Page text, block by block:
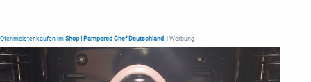
Ofenmeister kaufen im Shop | Pampered Chef Deutschland | Werbung